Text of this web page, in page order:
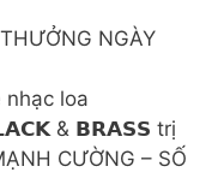
NGÀY
nhạc loa
& 𝗕𝗥𝗔𝗦𝗦 trị
CƯỜNG – SỐ